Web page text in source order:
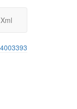
Xml